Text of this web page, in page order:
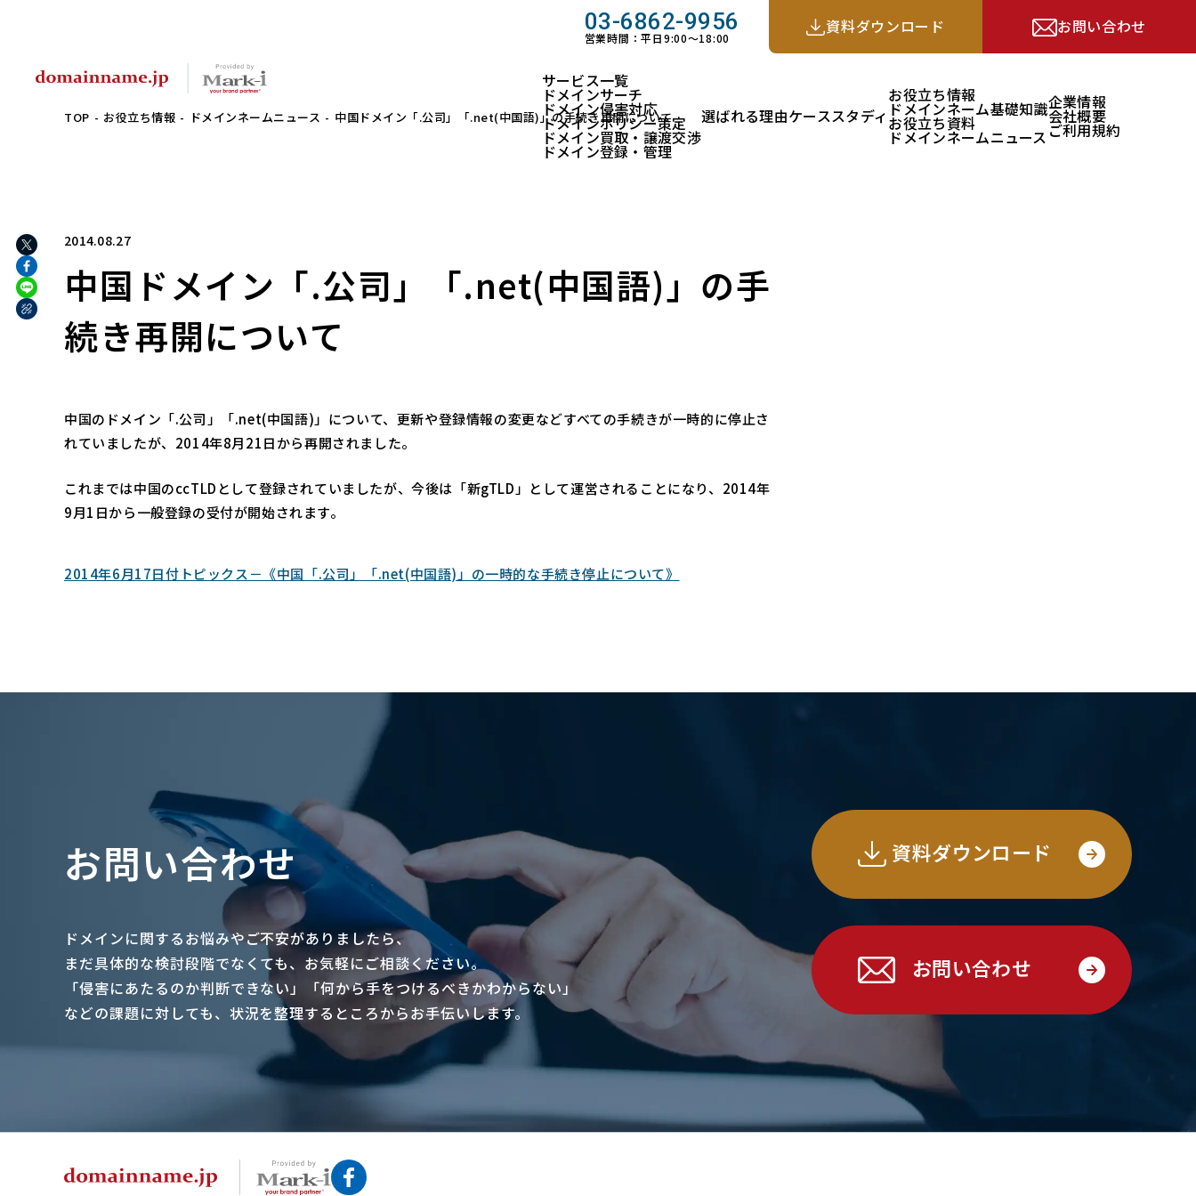
03-6862-9956
営業時間：平日9:00～18:00
資料ダウンロード お問い合わせ
サービス一覧
ドメインサーチ
ドメイン侵害対応
ドメインポリシー策定
ドメイン買取・譲渡交渉
ドメイン登録・管理
選ばれる理由ケーススタディ
お役立ち情報
ドメインネーム基礎知識
お役立ち資料
ドメインネームニュース
企業情報
会社概要
ご利用規約
TOP お役立ち情報 ドメインネームニュース 中国ドメイン「.公司」「.net(中国語)」の手続き再開について
2014.08.27
中国ドメイン「.公司」「.net(中国語)」の手
続き再開について
中国のドメイン「.公司」「.net(中国語)」について、更新や登録情報の変更などすべての手続きが一時的に停止さ
れていましたが、2014年8月21日から再開されました。
これまでは中国のccTLDとして登録されていましたが、今後は「新gTLD」として運営されることになり、2014年
9月1日から一般登録の受付が開始されます。
2014年6月17日付トピックス－《中国「.公司」「.net(中国語)」の一時的な手続き停止について》
お問い合わせ
ドメインに関するお悩みやご不安がありましたら、
まだ具体的な検討段階でなくても、お気軽にご相談ください。
「侵害にあたるのか判断できない」「何から手をつけるべきかわからない」
などの課題に対しても、状況を整理するところからお手伝いします。
資料ダウンロード
お問い合わせ